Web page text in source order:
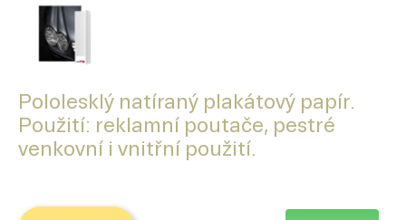
Pololesklý natíraný plakátový papír.
Použití: reklamní poutače, pestré
venkovní i vnitřní použití.